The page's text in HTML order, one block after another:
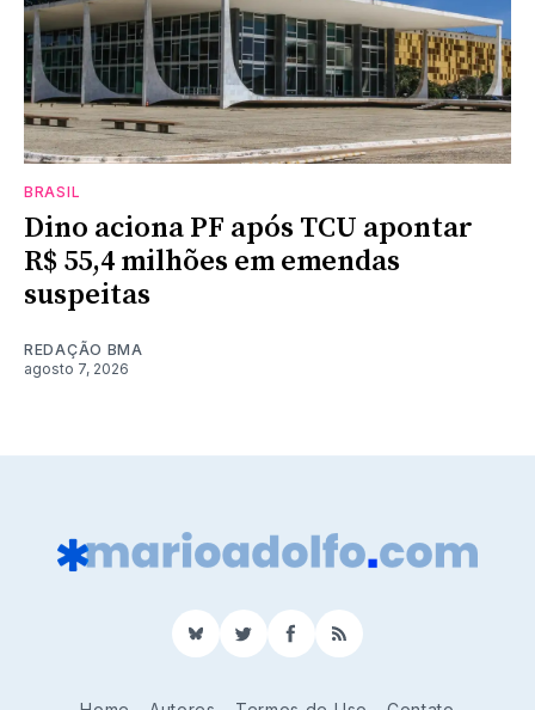
BRASIL
Dino aciona PF após TCU apontar
R$ 55,4 milhões em emendas
suspeitas
REDAÇÃO BMA
agosto 7, 2026
BlueSkyTwitterFacebook
RSS